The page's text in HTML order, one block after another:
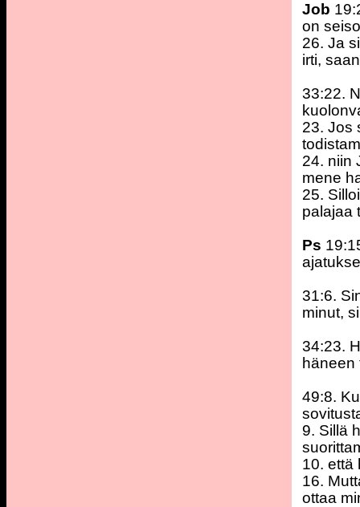
Job
on
26. Ja
irti,
33:22.
23. Jos
24. niin
mene
25.
palajaa
Ps
31:6.
minut,
34:23.
49:8.
9. Sillä
10. että
16.
ottaa